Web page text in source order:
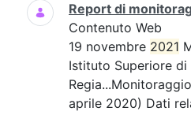
Report di
Contenuto Web
19 novembre 2021
Istituto Superiore di
aprile 2020) Dati